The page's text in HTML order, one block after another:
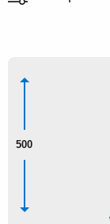
500